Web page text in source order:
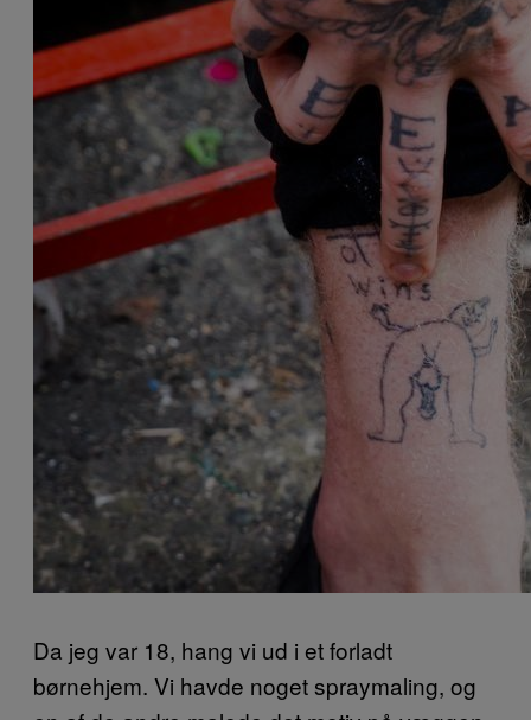
Da jeg var 18, hang vi ud i et forladt
børnehjem. Vi havde noget spraymaling, og